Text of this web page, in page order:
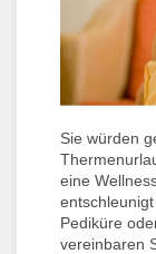
Sie würden
eine
Pediküre
vereinbaren